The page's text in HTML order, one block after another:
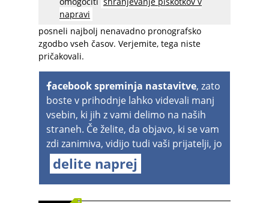
napravi
PrettyGrumpyBearje objavil video zanimivega
projekta – v družabni igrici SIms 4 so namreč
posneli najbolj nenavadno pronografsko
zgodbo vseh časov. Verjemite, tega niste
pričakovali.
acebook spreminja nastavitve, zato
boste v prihodnje lahko videvali manj
vsebin, ki jih z vami delimo na naših
straneh. Če želite, da objavo, ki se vam
zdi zanimiva, vidijo tudi vaši prijatelji, jo
delite naprej